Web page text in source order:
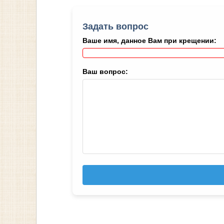
Задать вопрос
Ваше имя, данное Вам при крещении:
Ваш вопрос: